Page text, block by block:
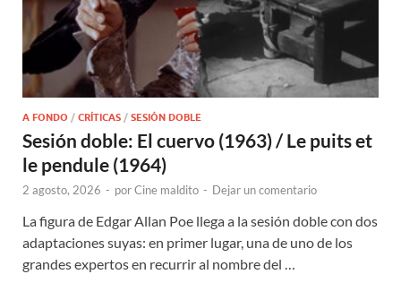
A FONDO / CRÍTICAS / SESIÓN DOBLE
Sesión doble: El cuervo (1963) / Le puits et
le pendule (1964)
2 agosto, 2026 - porCine maldito - Dejar un comentario
La figura de Edgar Allan Poe llega a la sesión doble con dos
adaptaciones suyas: en primer lugar, una de uno de los
grandes expertos en recurrir al nombre del …